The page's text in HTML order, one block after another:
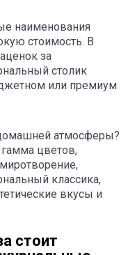
наименования
стоимость. В
за
столик
или премиум
атмосферы?
цветов,
классика,
вкусы и
стоит